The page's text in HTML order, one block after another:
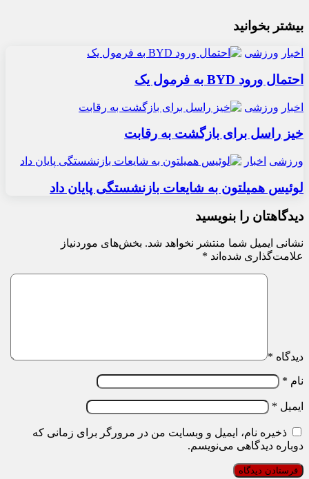
بیشتر بخوانید
اخبار ورزشی
احتمال ورود BYD به فرمول یک
اخبار ورزشی
خیز راسل برای بازگشت به رقابت
ورزشی اخبار
لوئیس همیلتون به شایعات بازنشستگی پایان داد
دیدگاهتان را بنویسید
نشانی ایمیل شما منتشر نخواهد شد. بخش‌های موردنیاز
علامت‌گذاری شده‌اند *
دیدگاه *
نام *
ایمیل *
ذخیره نام، ایمیل و وبسایت من در مرورگر برای زمانی که
دوباره دیدگاهی می‌نویسم.